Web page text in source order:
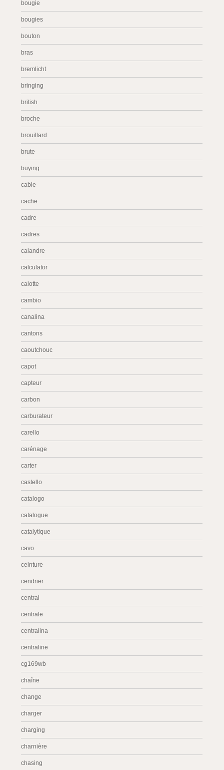
bougie
bougies
bouton
bras
bremlicht
bringing
british
broche
brouillard
brute
buying
cable
cache
cadre
cadres
calandre
calculator
calotte
cambio
canalina
cantons
caoutchouc
capot
capteur
carbon
carburateur
carello
carénage
carter
castello
catalogo
catalogue
catalytique
cavo
ceinture
cendrier
central
centrale
centralina
centraline
cg169wb
chaîne
change
charger
charging
charnière
chasing